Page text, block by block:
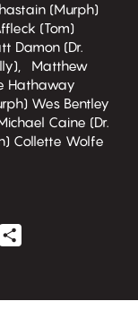
(Murph)
(Tom)
Damon (Dr.
Matthew
Hathaway
Wes Bentley
Caine (Dr.
Collette Wolfe